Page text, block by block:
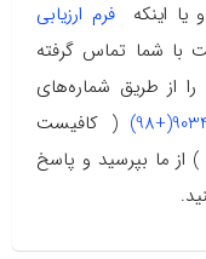
و یا اینکهفرم ارزیابی
با شما تماس گرفته
از طریق شماره‌های
( کافیست
از ما بپرسید و پاسخ